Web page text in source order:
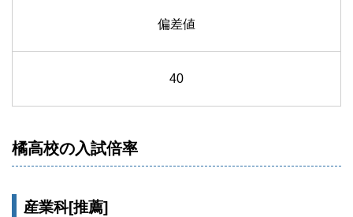
偏差値
40
橘高校の入試倍率
産業科[推薦]